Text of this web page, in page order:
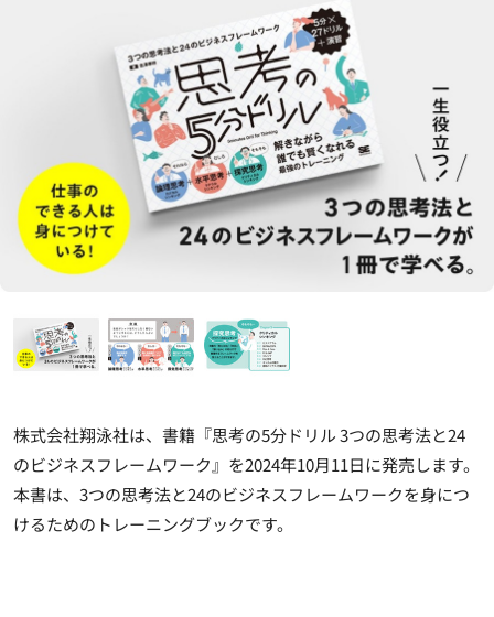
株式会社翔泳社は、書籍『思考の5分ドリル 3つの思考法と24
のビジネスフレームワーク』を2024年10月11日に発売します。
本書は、 3つの思考法と24のビジネスフレームワークを身につ
けるためのトレーニングブックです。